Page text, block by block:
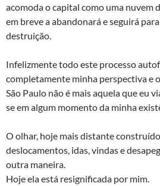
acomoda o capital como uma nuvem
em breve a abandonará e seguirá
destruição.
Infelizmente todo este processo
completamente minha perspectiva e
São Paulo não é mais aquela que eu
se em algum momento da minha
O olhar, hoje mais distante
deslocamentos, idas, vindas e
outra maneira.
Hoje ela está resignificada por mim.